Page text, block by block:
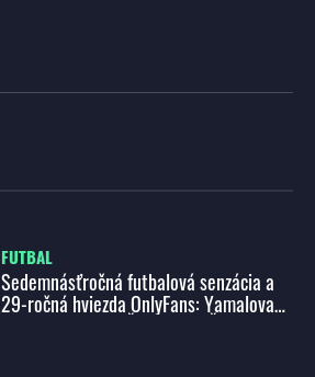
FUTBAL
Sedemnásťročná futbalová senzácia a
29-ročná hviezda OnlyFans: Yamalova